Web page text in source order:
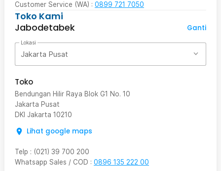
Customer Service (WA) : 0899 721 7050
Toko Kami
Jabodetabek
Ganti
Lokasi
Jakarta Pusat
Toko
Bendungan Hilir Raya Blok G1 No. 10
Jakarta Pusat
DKI Jakarta 10210
Lihat google maps
Telp : (021) 39 700 200
Whatsapp Sales / COD : 0896 135 222 00